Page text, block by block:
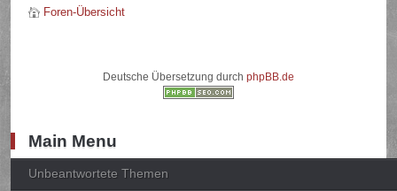
Foren-Übersicht
Deutsche Übersetzung durch phpBB.de
Main Menu
Unbeantwortete Themen